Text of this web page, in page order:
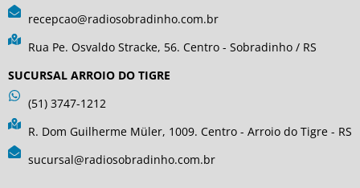
recepcao@radiosobradinho.com.br
Rua Pe. Osvaldo Stracke, 56. Centro - Sobradinho / RS
SUCURSAL ARROIO DO TIGRE
(51) 3747-1212
R. Dom Guilherme Müler, 1009. Centro - Arroio do Tigre - RS
sucursal@radiosobradinho.com.br